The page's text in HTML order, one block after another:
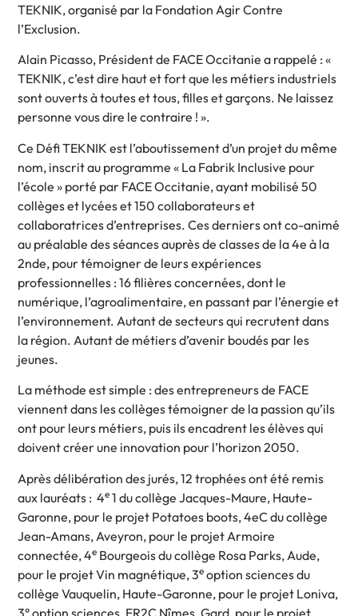
TEKNIK, organisé par la Fondation Agir Contre
l’Exclusion.
Alain Picasso, Président de FACE Occitanie a rappelé : «
TEKNIK, c’est dire haut et fort que les métiers industriels
sont ouverts à toutes et tous, filles et garçons. Ne laissez
personne vous dire le contraire ! ».
Ce Défi TEKNIK est l’aboutissement d’un projet du même
nom, inscrit au programme « La Fabrik Inclusive pour
l’école » porté par FACE Occitanie, ayant mobilisé 50
collèges et lycées et 150 collaborateurs et
collaboratrices d’entreprises. Ces derniers ont co-animé
au préalable des séances auprès de classes de la 4e à la
2nde, pour témoigner de leurs expériences
professionnelles : 16 filières concernées, dont le
numérique, l’agroalimentaire, en passant par l’énergie et
l’environnement. Autant de secteurs qui recrutent dans
la région. Autant de métiers d’avenir boudés par les
jeunes.
La méthode est simple : des entrepreneurs de FACE
viennent dans les collèges témoigner de la passion qu’ils
ont pour leurs métiers, puis ils encadrent les élèves qui
doivent créer une innovation pour l’horizon 2050.
Après délibération des jurés, 12 trophées ont été remis
aux lauréats : 4e 1 du collège Jacques-Maure, Haute-
Garonne, pour le projet Potatoes boots, 4eC du collège
Jean-Amans, Aveyron, pour le projet Armoire
connectée, 4e Bourgeois du collège Rosa Parks, Aude,
pour le projet Vin magnétique, 3e option sciences du
collège Vauquelin, Haute-Garonne, pour le projet Loniva,
3° option sciences, ER2C Nîmes, Gard, pour le projet